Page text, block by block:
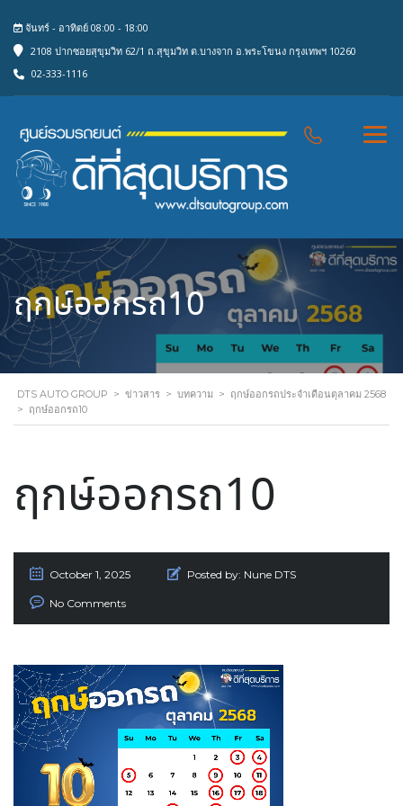
จันทร์ - อาทิตย์ 08:00 - 18:00
2108 ปากซอยสุขุมวิท 62/1 ถ.สุขุมวิท ต.บางจาก อ.พระโขนง กรุงเทพฯ 10260
02-333-1116
ฤกษ์ออกรถ10
DTS AUTO GROUP > ข่าวสาร > บทความ > ฤกษ์ออกรถประจำเดือนตุลาคม 2568
> ฤกษ์ออกรถ10
ฤกษ์ออกรถ10
October 1, 2025 Posted by: Nune DTS
No Comments